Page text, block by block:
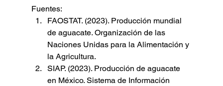
Fuentes:
FAOSTAT. (2023). Producción mundial
de aguacate. Organización de las
Naciones Unidas para la Alimentación y
la Agricultura.
SIAP. (2023). Producción de aguacate
en México. Sistema de Información